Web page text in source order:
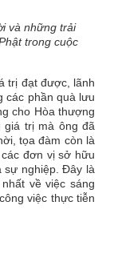
và những trải
trong cuộc
trị đạt được, lãnh
các phần quà lưu
cho Hòa thượng
trị mà ông đã
tọa đàm còn là
đơn vị sở hữu
sự nghiệp. Đây là
về việc sáng
việc thực tiễn